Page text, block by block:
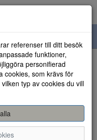
referenser till ditt besök
funktioner,
personifierad
cookies, som krävs för
typ av cookies du vill